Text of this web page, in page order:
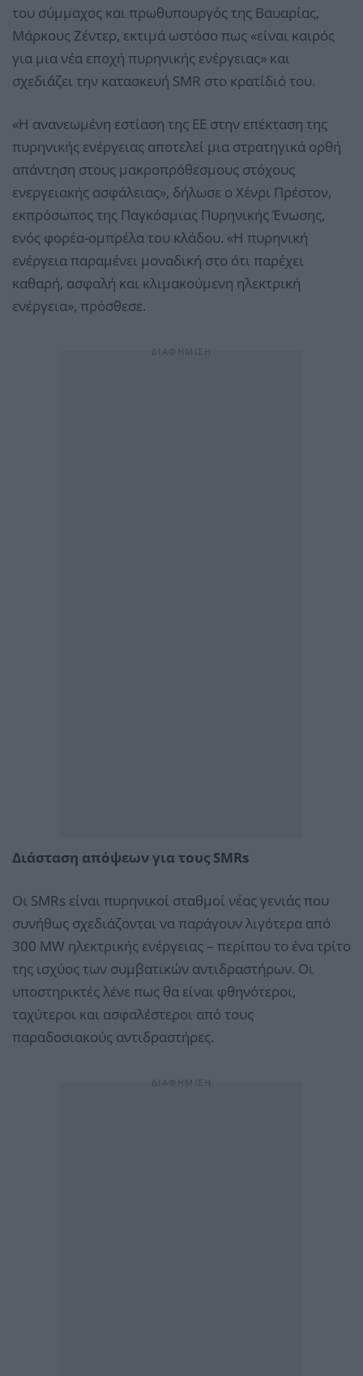
του σύμμαχος και πρωθυπουργός της Βαυαρίας,
Μάρκους Ζέντερ, εκτιμά ωστόσο πως «είναι καιρός
για μια νέα εποχή πυρηνικής ενέργειας» και
σχεδιάζει την κατασκευή SMR στο κρατίδιό του.
«Η ανανεωμένη εστίαση της ΕΕ στην επέκταση της
πυρηνικής ενέργειας αποτελεί μια στρατηγικά ορθή
απάντηση στους μακροπρόθεσμους στόχους
ενεργειακής ασφάλειας», δήλωσε ο Χένρι Πρέστον,
εκπρόσωπος της Παγκόσμιας Πυρηνικής Ένωσης,
ενός φορέα-ομπρέλα του κλάδου. «Η πυρηνική
ενέργεια παραμένει μοναδική στο ότι παρέχει
καθαρή, ασφαλή και κλιμακούμενη ηλεκτρική
ενέργεια», πρόσθεσε.
Διάσταση απόψεων για τους SMRs
Οι SMRs είναι πυρηνικοί σταθμοί νέας γενιάς που
συνήθως σχεδιάζονται να παράγουν λιγότερα από
300 MW ηλεκτρικής ενέργειας – περίπου το ένα τρίτο
της ισχύος των συμβατικών αντιδραστήρων. Οι
υποστηρικτές λένε πως θα είναι φθηνότεροι,
ταχύτεροι και ασφαλέστεροι από τους
παραδοσιακούς αντιδραστήρες.